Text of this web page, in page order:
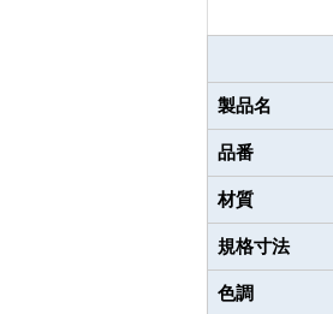
製品名
品番
材質
規格寸法
色調